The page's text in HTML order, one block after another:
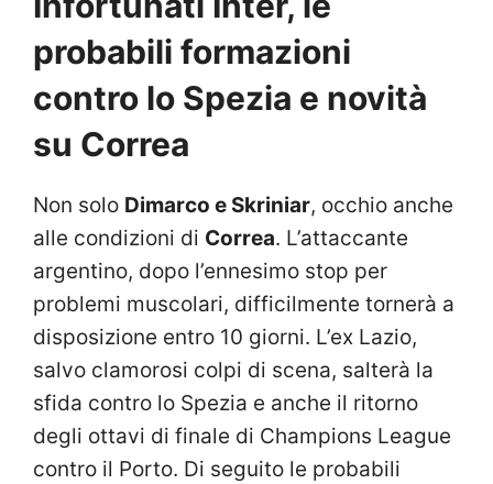
probabili formazioni
contro lo Spezia e novità
su Correa
Non solo Dimarco e Skriniar, occhio anche
alle condizioni di Correa. L’attaccante
argentino, dopo l’ennesimo stop per
problemi muscolari, difficilmente tornerà a
disposizione entro 10 giorni. L’ex Lazio,
salvo clamorosi colpi di scena, salterà la
sfida contro lo Spezia e anche il ritorno
degli ottavi di finale di Champions League
contro il Porto. Di seguito le probabili